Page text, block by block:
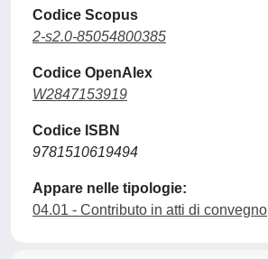
Codice Scopus
2-s2.0-85054800385
Codice OpenAlex
W2847153919
Codice ISBN
9781510619494
Appare nelle tipologie:
04.01 - Contributo in atti di convegno